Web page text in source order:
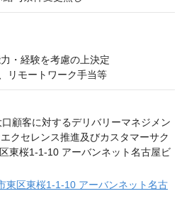
・経験を考慮の上決定
リモートワーク手当等
区東桜1-1-10 アーバンネット名古